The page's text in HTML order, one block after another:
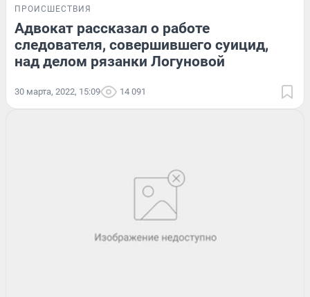
ПРОИСШЕСТВИЯ
Адвокат рассказал о работе
следователя, совершившего суицид,
над делом рязанки Логуновой
30 марта, 2022, 15:09 14 091